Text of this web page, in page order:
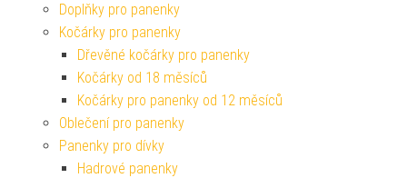
Doplňky pro panenky
Kočárky pro panenky
Dřevěné kočárky pro panenky
Kočárky od 18 měsíců
Kočárky pro panenky od 12 měsíců
Oblečení pro panenky
Panenky pro dívky
Hadrové panenky